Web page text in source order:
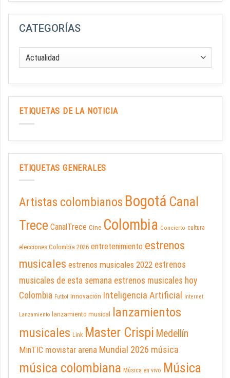
CATEGORÍAS
ETIQUETAS DE LA NOTICIA
ETIQUETAS GENERALES
Artistas colombianos Bogotá Canal
Trece CanalTrece Cine Colombia Concierto cultura
elecciones Colombia 2026 entretenimiento estrenos
musicales estrenos musicales 2022 estrenos
musicales de esta semana estrenos musicales hoy
Colombia Futbol Innovación Inteligencia Artificial Internet
Lanzamiento lanzamiento musical
lanzamientos
musicales Link Master Crispi Medellín
MinTIC movistar arena Mundial 2026 música
música colombiana Música en vivo Música